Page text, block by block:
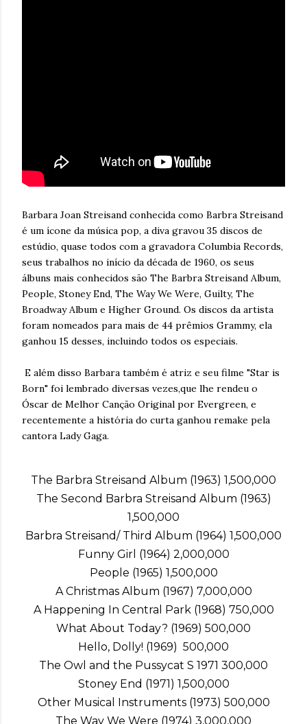
Barbara Joan Streisand conhecida como Barbra Streisand
é um ícone da música pop, a diva gravou 35 discos de
estúdio, quase todos com a gravadora Columbia Records,
seus trabalhos no início da década de 1960, os seus
álbuns mais conhecidos são The Barbra Streisand Album,
People, Stoney End, The Way We Were, Guilty, The
Broadway Album e Higher Ground. Os discos da artista
foram nomeados para mais de 44 prêmios Grammy, ela
ganhou 15 desses, incluindo todos os especiais.
E além disso Barbara também é atriz e seu filme "Star is
Born" foi lembrado diversas vezes,que lhe rendeu o
Óscar de Melhor Canção Original por Evergreen, e
recentemente a história do curta ganhou remake pela
cantora Lady Gaga.
The Barbra Streisand Album (1963) 1,500,000
The Second Barbra Streisand Album (1963)
1,500,000
Barbra Streisand/ Third Album (1964) 1,500,000
Funny Girl (1964) 2,000,000
People (1965) 1,500,000
A Christmas Album (1967) 7,000,000
A Happening In Central Park (1968) 750,000
What About Today? (1969) 500,000
Hello, Dolly! (1969) 500,000
The Owl and the Pussycat S 1971 300,000
Stoney End (1971) 1,500,000
Other Musical Instruments (1973) 500,000
The Way We Were (1974) 3,000,000